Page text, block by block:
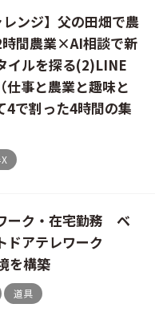
レンジ】父の田畑で農
間農業×AI相談で新
イルを探る(2)LINE
仕事と農業と趣味と
4で割った4時間の集
ーク・在宅勤務 ベ
ドアテレワーク
を構築
道具